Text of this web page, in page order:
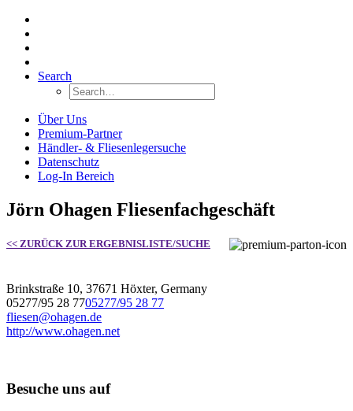
Search
Über Uns
Premium-Partner
Händler- & Fliesenlegersuche
Datenschutz
Log-In Bereich
Jörn Ohagen Fliesenfachgeschäft
<< ZURÜCK ZUR ERGEBNISLISTE/SUCHE
Brinkstraße 10, 37671 Höxter, Germany
05277/95 28 7705277/95 28 77
fliesen@ohagen.de
http://www.ohagen.net
Besuche uns auf